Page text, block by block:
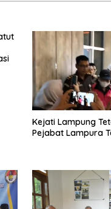
Kejati Lampung
Pejabat Lampura